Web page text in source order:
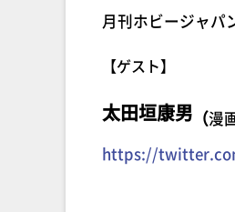
月刊ホビージャパ
【ゲスト】
太田垣康男 （漫
https://